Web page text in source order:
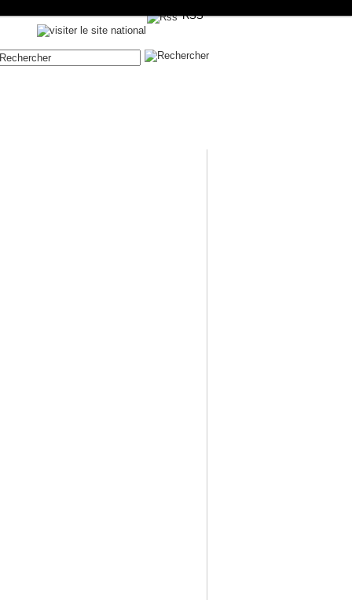
ContenueRSS